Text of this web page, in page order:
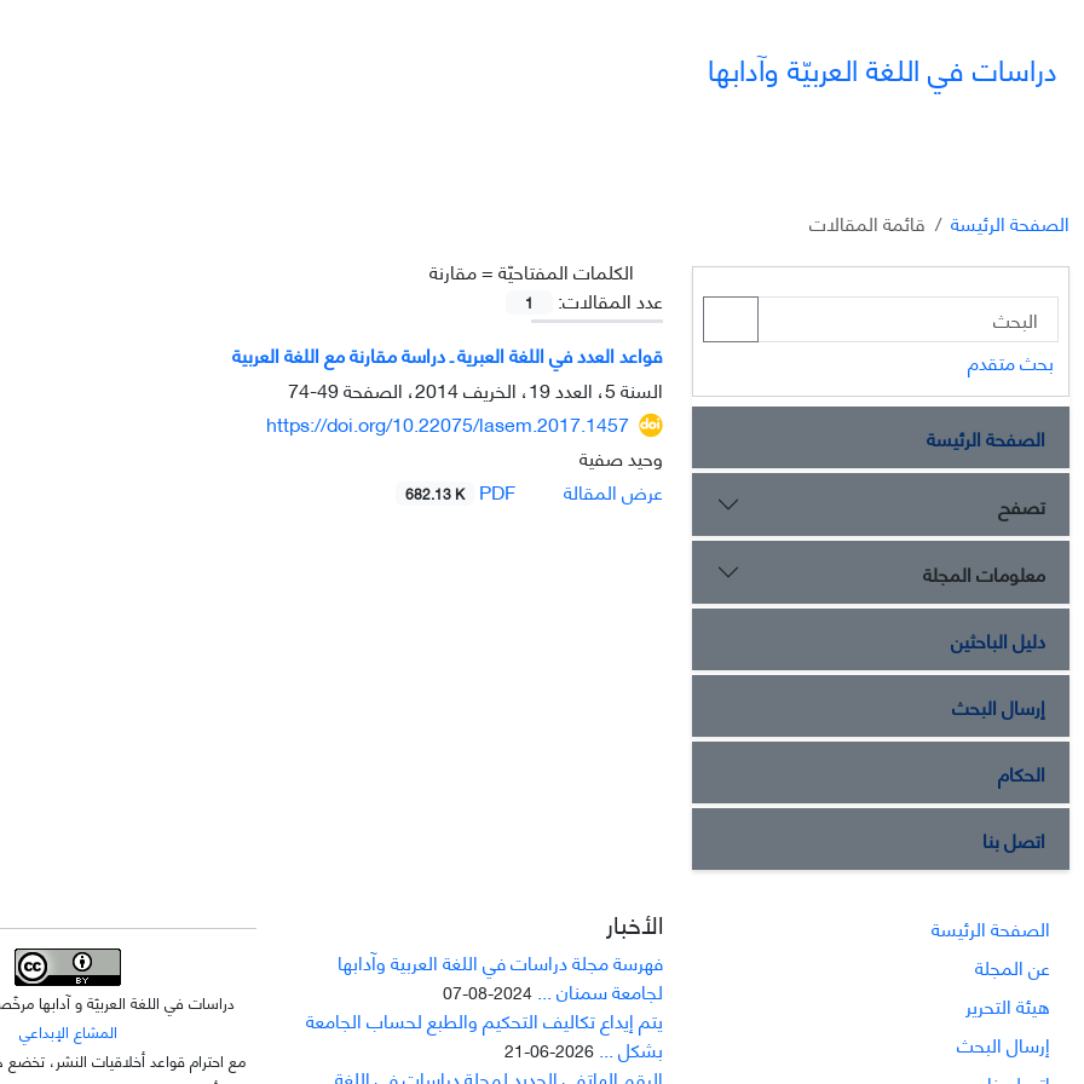
دراسات في اللغة العربيّة وآدابها
الصفحة الرئيسة
قائمة المقالات
الکلمات المفتاحيّة =مقارنة
عدد المقالات:
1
قواعد العدد في اللغة العبرية ـ دراسة مقارنة مع اللغة العربية
السنة 5، العدد 19، الخريف 2014، الصفحة
49-74
https://doi.org/10.22075/lasem.2017.1457
وحید صفیة
عرض المقالة
682.13 K
بحث متقدم
الصفحة الرئيسة
تصفح
معلومات المجلة
دليل الباحثين
إرسال البحث
الحكام
اتصل بنا
الصفحة الرئيسة
عن المجلة
هيئة التحرير
إرسال البحث
الأخبار
فهرسة مجلة دراسات في اللغة العربية وآدابها
لجامعة سمنان ... 2024-08-07
يتم إيداع تکاليف التحکيم والطبع لحساب الجامعة
بشکل ... 2026-06-21
دراسات في اللغة العربيّة و آدابها
المشاع الإبداعي
مع احترام قواعد أخلاقيات النشر،